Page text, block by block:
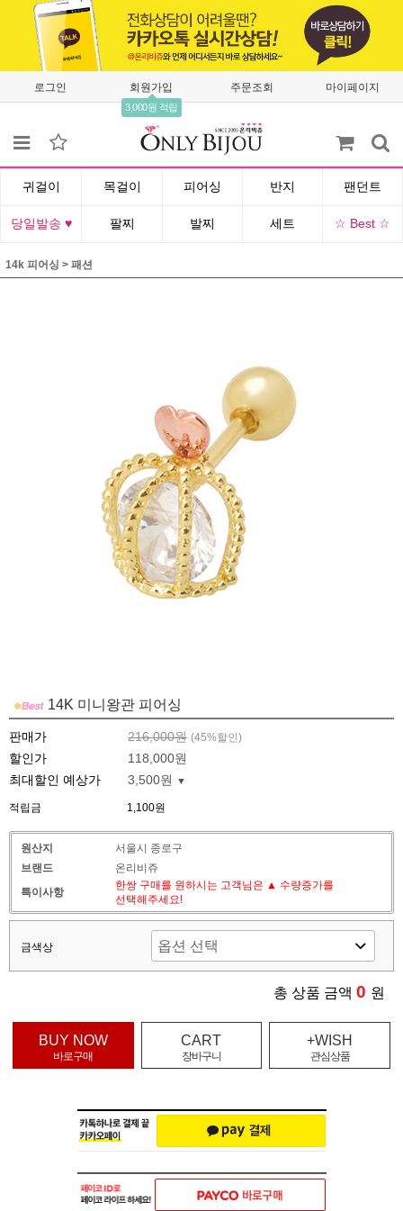
로그인 회원가입
3,000원 적립
주문조회 마이페이지
귀걸이 목걸이 피어싱 반지 팬던트
당일발송 ♥ 팔찌 발찌 세트 ☆ Best ☆
14k 피어싱 > 패션
14K 미니왕관 피어싱
판매가 216,000원 (45%할인)
할인가
118,000원
최대할인 예상가
3,500원
적립금 1,100원
원산지
서울시 종로구
브랜드
온리비쥬
특이사항
한쌍 구매를 원하시는 고객님은 ▲ 수량증가를
선택해주세요!
금색상
총 상품 금액 0 원
BUY NOW
바로구매
CART
장바구니
+WISH
관심상품